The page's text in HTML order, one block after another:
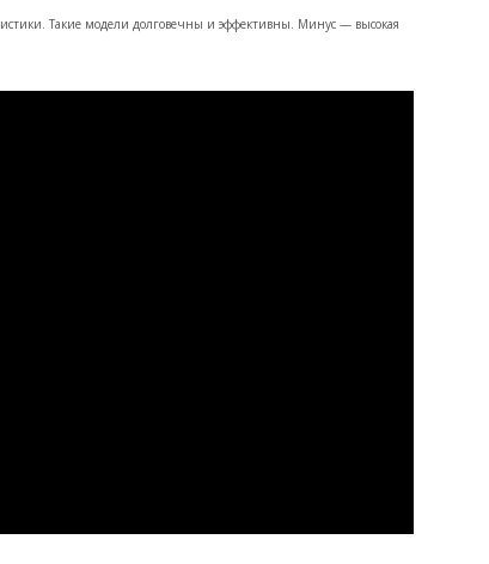
Такие модели долговечны и эффективны. Минус — высокая